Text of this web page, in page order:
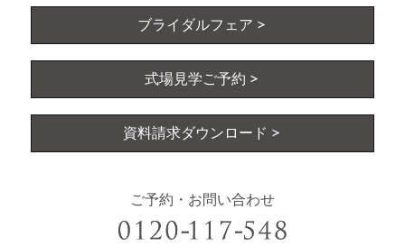
ブライダルフェア
式場見学ご予約
資料請求ダウンロード
ご予約・お問い合わせ